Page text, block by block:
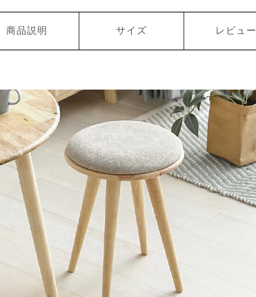
商品説明 サイズ レビュー